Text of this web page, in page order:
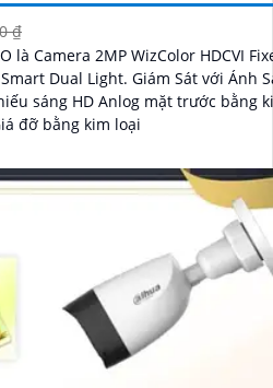
₫
là Camera 2MP WizColor HDCVI
Dual Light. Giám Sát với Ánh
sáng HD Anlog mặt trước bằng
đỡ bằng kim loại